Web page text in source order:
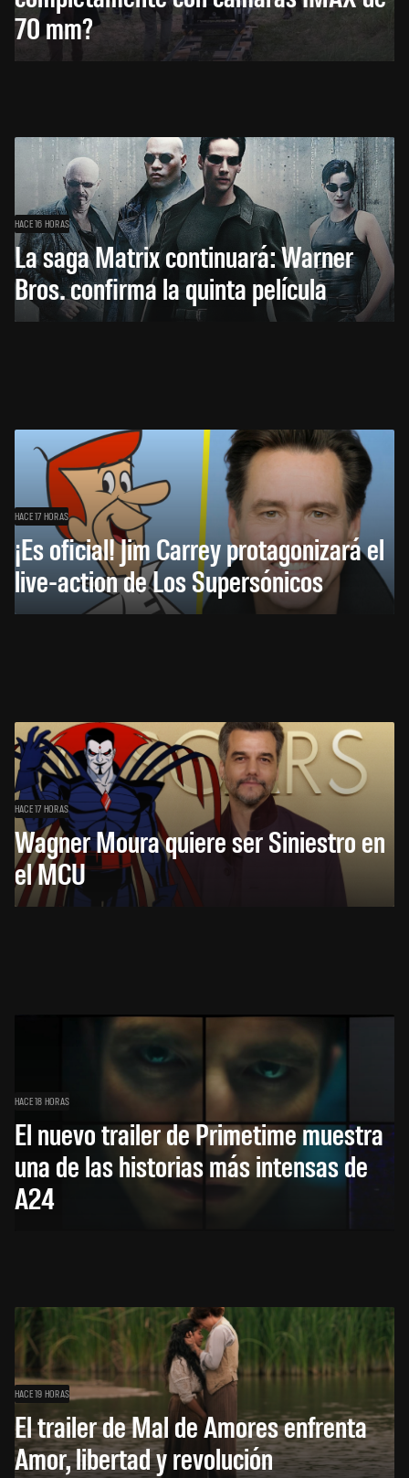
70 mm?
HACE 16 HORAS
La saga Matrix continuará: Warner
Bros. confirma la quinta película
HACE 17 HORAS
¡Es oficial! Jim Carrey protagonizará el
live-action de Los Supersónicos
HACE 17 HORAS
Wagner Moura quiere ser Siniestro en
el MCU
HACE 18 HORAS
El nuevo trailer de Primetime muestra
una de las historias más intensas de
A24
HACE 19 HORAS
El trailer de Mal de Amores enfrenta
Amor, libertad y revolución